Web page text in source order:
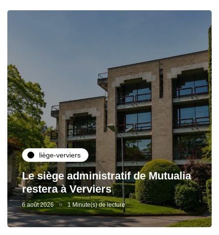
liège-verviers
Le siège administratif de Mutualia
restera à Verviers
6 août 2026 1 Minute(s) de lecture